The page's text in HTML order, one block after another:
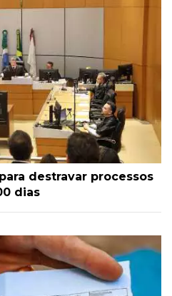
destravar processos
dias